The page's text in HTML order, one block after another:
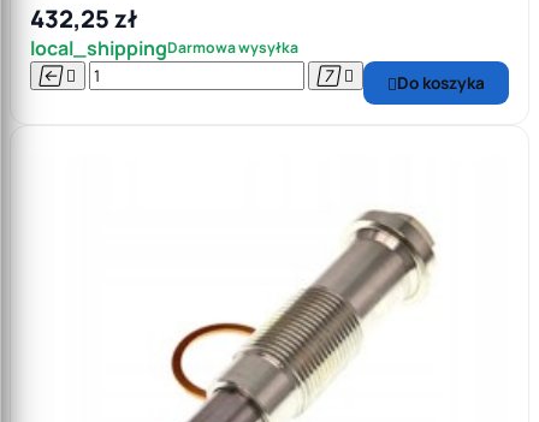
432,25 zł
local_shippingDarmowa wysyłka
    Do koszyka